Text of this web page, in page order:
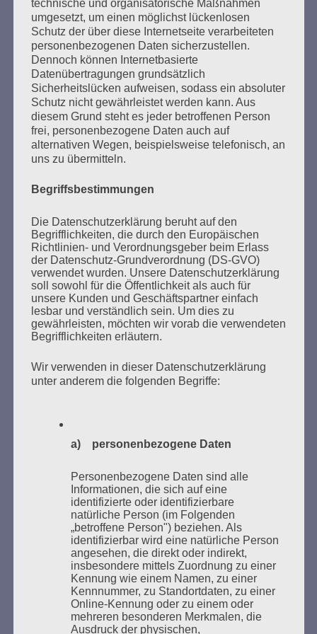
Schaut hin – handelt!
Esther Bejarano - 5. Februar 2017
SUCHEN
MARATHONLESUNG AUS DEN
VERBRANNTEN BÜCHERN
Zum 26. Mal gibt es eine Marathonlesung anlässlich
des Gedenkens an die Verbrennung von Büchern am
Studentenorganisationen und Burschenschaftler
Bücher verbrannten.
Weitere Informationen:lesezeichen-setzen.de
GEDENKEN UND ERINNERN BEGINNT IN
UNSERER NACHBARSCHAFT
technische und organisatorische Maßnahmen
umgesetzt, um einen möglichst lückenlosen
Schutz der über diese Internetseite verarbeiteten
personenbezogenen Daten sicherzustellen.
Dennoch können Internetbasierte
Datenübertragungen grundsätzlich
Sicherheitslücken aufweisen, sodass ein absoluter
Schutz nicht gewährleistet werden kann. Aus
diesem Grund steht es jeder betroffenen Person
frei, personenbezogene Daten auch auf
alternativen Wegen, beispielsweise telefonisch, an
uns zu übermitteln.
Begriffsbestimmungen
Die Datenschutzerklärung beruht auf den
Begrifflichkeiten, die durch den Europäischen
Richtlinien- und Verordnungsgeber beim Erlass
der Datenschutz-Grundverordnung (DS-GVO)
verwendet wurden. Unsere Datenschutzerklärung
soll sowohl für die Öffentlichkeit als auch für
unsere Kunden und Geschäftspartner einfach
lesbar und verständlich sein. Um dies zu
gewährleisten, möchten wir vorab die verwendeten
Begrifflichkeiten erläutern.
Wir verwenden in dieser Datenschutzerklärung
unter anderem die folgenden Begriffe:
a) personenbezogene Daten
Personenbezogene Daten sind alle
Informationen, die sich auf eine
identifizierte oder identifizierbare
natürliche Person (im Folgenden
„betroffene Person") beziehen. Als
identifizierbar wird eine natürliche Person
angesehen, die direkt oder indirekt,
insbesondere mittels Zuordnung zu einer
Kennung wie einem Namen, zu einer
Kennnummer, zu Standortdaten, zu einer
Online-Kennung oder zu einem oder
mehreren besonderen Merkmalen, die
Ausdruck der physischen,